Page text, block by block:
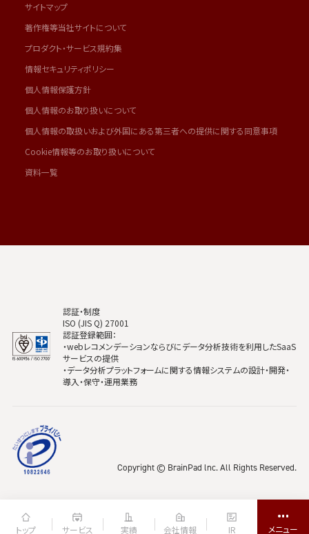
トップ サービス 実績 会社情報 IR
サイトマップ
著作権等当社サイトについて
プロダクト・サービス規約集
情報セキュリティポリシー
個人情報保護方針
個人情報のお取り扱いについて
個人情報の取扱いおよび外国にある第三者への提供に関する同意事項
Cookie情報等のお取り扱いについて
資料一覧
認証・制度
ISO (JIS Q) 27001
認証登録範囲：
・webレコメンデーションならびにデータ分析技術を利用したSaaS
サービスの提供
・データ分析プラットフォームに関する情報システムの設計・開発・
導入・保守・運用業務
Copyright © BrainPad lnc. All Rights Reserved.